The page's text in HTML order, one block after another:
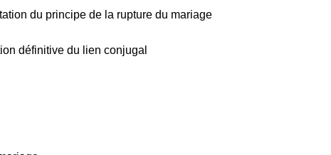
du principe de la rupture du mariage
définitive du lien conjugal